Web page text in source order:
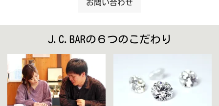
お問い合わせ
J.C.BARの６つのこだわり